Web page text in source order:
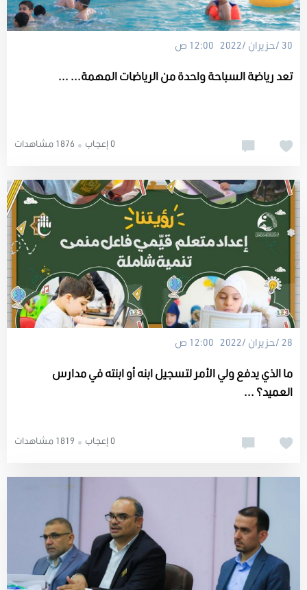
30 /حزيران /2022 12:00 ص
تعد رياضة السباحة واحدة من الرياضات المهمة... ...
1876 مشاهدات 0 إعجاب
28 /حزيران /2022 12:00 ص
ما الذي يدفع ولي الأمر لتسجيل ابنه أو ابنته في مدارس
العميد؟ ...
1819 مشاهدات 0 إعجاب